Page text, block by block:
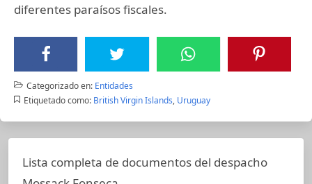
diferentes paraísos fiscales.
Categorizado en: Entidades
Etiquetado como: British Virgin Islands, Uruguay
Lista completa de documentos del despacho